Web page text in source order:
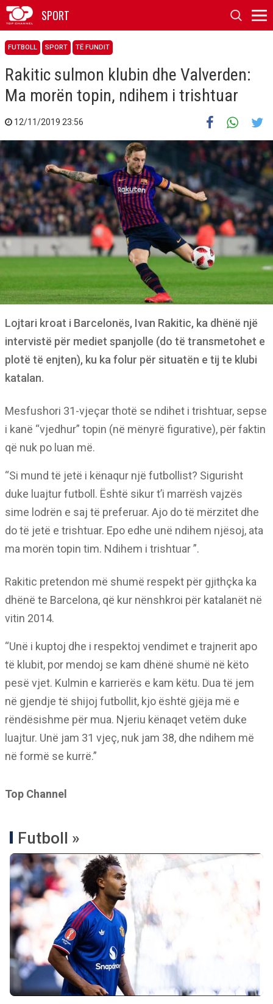
SPORT
FUTBOLL SPORT TË FUNDIT
Rakitic sulmon klubin dhe Valverden:
Ma morën topin, ndihem i trishtuar
12/11/2019 23:56
Lojtari kroat i Barcelonës, Ivan Rakitic, ka dhënë një
intervistë për mediet spanjolle (do të transmetohet e
plotë të enjten), ku ka folur për situatën e tij te klubi
katalan.
Mesfushori 31-vjeçar thotë se ndihet i trishtuar, sepse
i kanë “vjedhur” topin (në mënyrë figurative), për faktin
që nuk po luan më.
“Si mund të jetë i kënaqur një futbollist? Sigurisht
duke luajtur futboll. Është sikur t’i marrësh vajzës
sime lodrën e saj të preferuar. Ajo do të mërzitet dhe
do të jetë e trishtuar. Epo edhe unë ndihem njësoj, ata
ma morën topin tim. Ndihem i trishtuar ”.
Rakitic pretendon më shumë respekt për gjithçka ka
dhënë te Barcelona, që kur nënshkroi për katalanët në
vitin 2014.
“Unë i kuptoj dhe i respektoj vendimet e trajnerit apo
të klubit, por mendoj se kam dhënë shumë në këto
pesë vjet. Kulmin e karrierës e kam këtu. Dua të jem
në gjendje të shijoj futbollit, kjo është gjëja më e
rëndësishme për mua. Njeriu kënaqet vetëm duke
luajtur. Unë jam 31 vjeç, nuk jam 38, dhe ndihem më
në formë se kurrë.”
Top Channel
Futboll »